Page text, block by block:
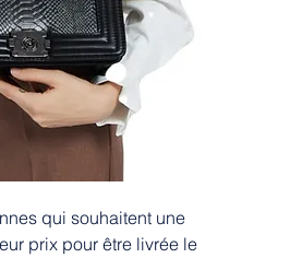
qui souhaitent une
prix pour être livrée le